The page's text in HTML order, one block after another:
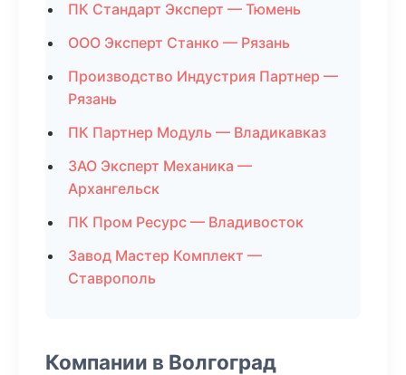
ПК Стандарт Эксперт — Тюмень
ООО Эксперт Станко — Рязань
Производство Индустрия Партнер —
Рязань
ПК Партнер Модуль — Владикавказ
ЗАО Эксперт Механика —
Архангельск
ПК Пром Ресурс — Владивосток
Завод Мастер Комплект —
Ставрополь
Компании в Волгоград